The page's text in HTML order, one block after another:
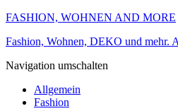
FASHION, WOHNEN AND MORE
Fashion, Wohnen, DEKO und mehr.
Navigation umschalten
Allgemein
Fashion